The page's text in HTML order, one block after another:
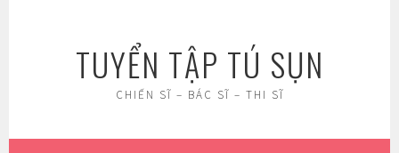
TUYỂN TẬP TÚ SỤN
CHIẾN SĨ – BÁC SĨ – THI SĨ